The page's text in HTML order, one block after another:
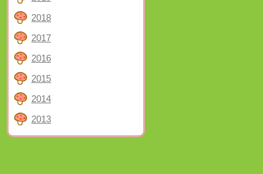
2018
2017
2016
2015
2014
2013